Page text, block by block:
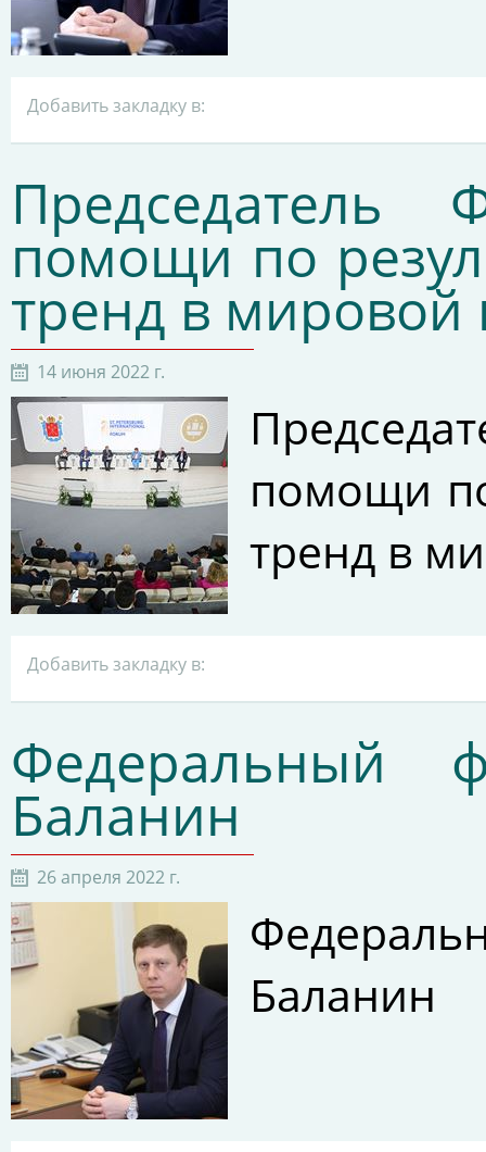
Добавить закладку в:
Председатель
помощи по
тренд в мировой
14 июня 2022 г.
помощи
тренд в
Добавить закладку в:
Федеральный
Баланин
26 апреля 2022 г.
Баланин